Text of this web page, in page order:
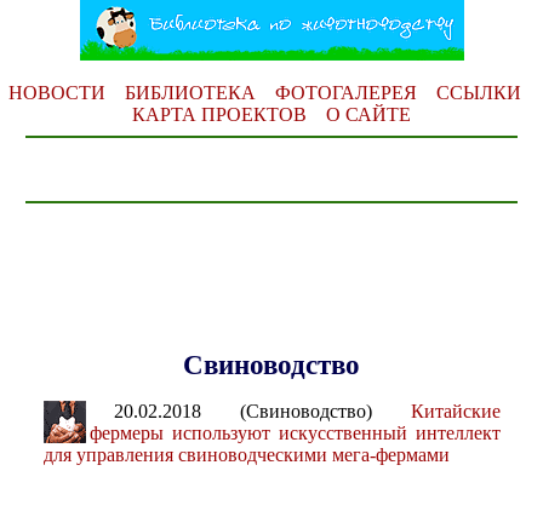
НОВОСТИ БИБЛИОТЕКА ФОТОГАЛЕРЕЯ
ССЫЛКИ
КАРТА ПРОЕКТОВ
О САЙТЕ
Свиноводство
20.02.2018 (Свиноводство) Китайские
фермеры используют искусственный интеллект
для управления свиноводческими мега-фермами